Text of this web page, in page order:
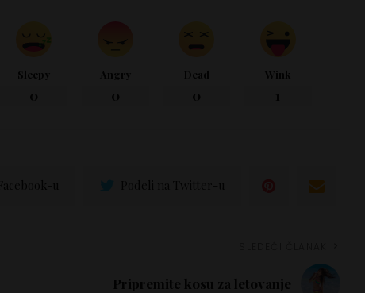
Sleepy Angry Dead Wink
Pripremite kosu za letovanje